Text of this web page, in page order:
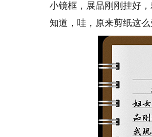
小镜框，展品刚刚挂好
知道，哇，原来剪纸这么